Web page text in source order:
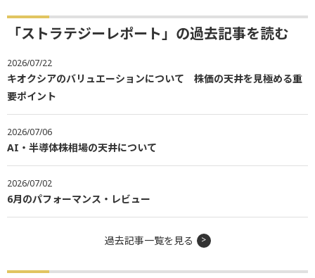
「ストラテジーレポート」の過去記事を読む
2026/07/22
キオクシアのバリュエーションについて 株価の天井を見極める重
要ポイント
2026/07/06
AI・半導体株相場の天井について
2026/07/02
6月のパフォーマンス・レビュー
過去記事一覧を見る